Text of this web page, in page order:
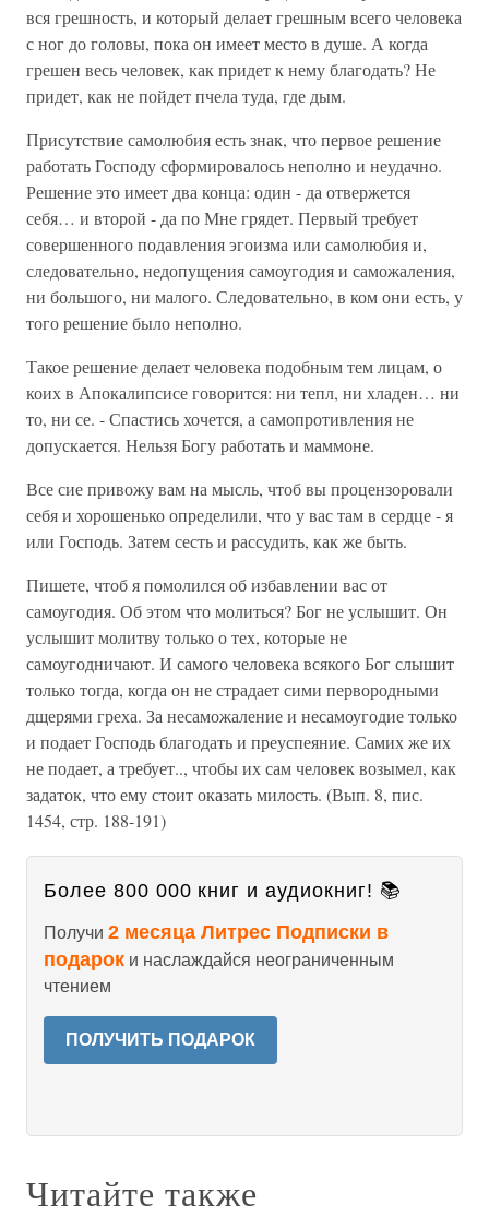
вся грешность, и который делает грешным всего человека
с ног до головы, пока он имеет место в душе. А когда
грешен весь человек, как придет к нему благодать? Не
придет, как не пойдет пчела туда, где дым.
Присутствие самолюбия есть знак, что первое решение
работать Господу сформировалось неполно и неудачно.
Решение это имеет два конца: один - да отвержется
себя… и второй - да по Мне грядет. Первый требует
совершенного подавления эгоизма или самолюбия и,
следовательно, недопущения самоугодия и саможаления,
ни большого, ни малого. Следовательно, в ком они есть, у
того решение было неполно.
Такое решение делает человека подобным тем лицам, о
коих в Апокалипсисе говорится: ни тепл, ни хладен… ни
то, ни се. - Спастись хочется, а самопротивления не
допускается. Нельзя Богу работать и маммоне.
Все сие привожу вам на мысль, чтоб вы процензоровали
себя и хорошенько определили, что у вас там в сердце - я
или Господь. Затем сесть и рассудить, как же быть.
Пишете, чтоб я помолился об избавлении вас от
самоугодия. Об этом что молиться? Бог не услышит. Он
услышит молитву только о тех, которые не
самоугодничают. И самого человека всякого Бог слышит
только тогда, когда он не страдает сими первородными
дщерями греха. За несаможаление и несамоугодие только
и подает Господь благодать и преуспеяние. Самих же их
не подает, а требует.., чтобы их сам человек возымел, как
задаток, что ему стоит оказать милость. (Вып. 8, пис.
1454, стр. 188-191)
Более 800 000 книг и аудиокниг! 📚
Получи 2 месяца Литрес Подписки в
подарок и наслаждайся неограниченным
чтением
ПОЛУЧИТЬ ПОДАРОК
Читайте также